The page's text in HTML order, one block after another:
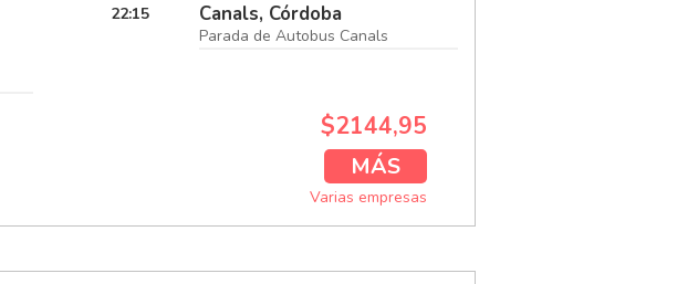
22:15 Canals, Córdoba
Parada de Autobus Canals
$2144,95
MÁS
Varias empresas